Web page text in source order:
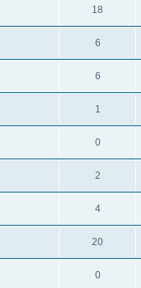
18
6
6
1
0
2
4
20
0